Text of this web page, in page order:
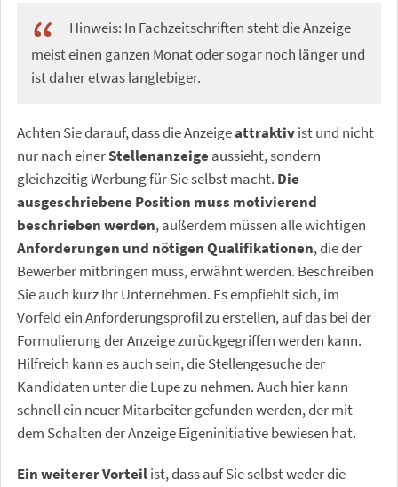
Hinweis: In Fachzeitschriften steht die Anzeige
meist einen ganzen Monat oder sogar noch länger und
ist daher etwas langlebiger.
Achten Sie darauf, dass die Anzeigeattraktivist und nicht
nur nach einerStellenanzeigeaussieht, sondern
gleichzeitig Werbung für Sie selbst macht. Die
ausgeschriebene Position muss motivierend
beschrieben werden, außerdem müssen alle wichtigen
Anforderungen und nötigen Qualifikationen, die der
Bewerber mitbringen muss, erwähnt werden. Beschreiben
Sie auch kurz Ihr Unternehmen. Es empfiehlt sich, im
Vorfeld ein Anforderungsprofil zu erstellen, auf das bei der
Formulierung der Anzeige zurückgegriffen werden kann.
Hilfreich kann es auch sein, die Stellengesuche der
Kandidaten unter die Lupe zu nehmen. Auch hier kann
schnell ein neuer Mitarbeiter gefunden werden, der mit
dem Schalten der Anzeige Eigeninitiative bewiesen hat.
Ein weiterer Vorteilist, dass auf Sie selbst weder die